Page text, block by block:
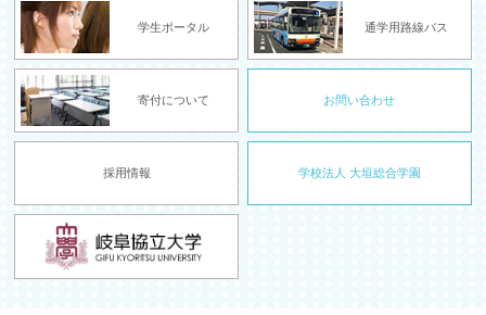
学生ポータル 通学用路線バス
寄付について お問い合わせ
採用情報 学校法人 大垣総合学園